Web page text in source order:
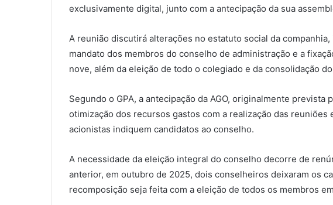
exclusivamente digital, junto com a antecipação da sua
A reunião discutirá alterações no estatuto social da
mandato dos membros do conselho de administração e a
nove, além da eleição de todo o colegiado e da consolidação
Segundo o GPA, a antecipação da AGO, originalmente prevista
otimização dos recursos gastos com a realização das reuniões
acionistas indiquem candidatos ao conselho.
A necessidade da eleição integral do conselho decorre de
anterior, em outubro de 2025, dois conselheiros deixaram os
recomposição seja feita com a eleição de todos os membros